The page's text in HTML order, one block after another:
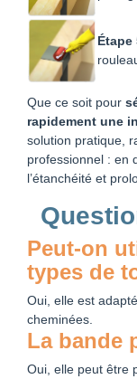
Étape
Que ce soit pour
rapidement une
solution pratique,
professionnel : en
l’étanchéité et
Peut-on
types de
Oui, elle est
cheminées.
La bande
Oui, elle peut être